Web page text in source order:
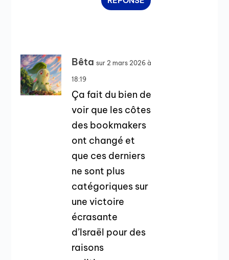
Bêta sur 2 mars 2026 à
18:19
Ça fait du bien de
voir que les côtes
des bookmakers
ont changé et
que ces derniers
ne sont plus
catégoriques sur
une victoire
écrasante
d’Israël pour des
raisons